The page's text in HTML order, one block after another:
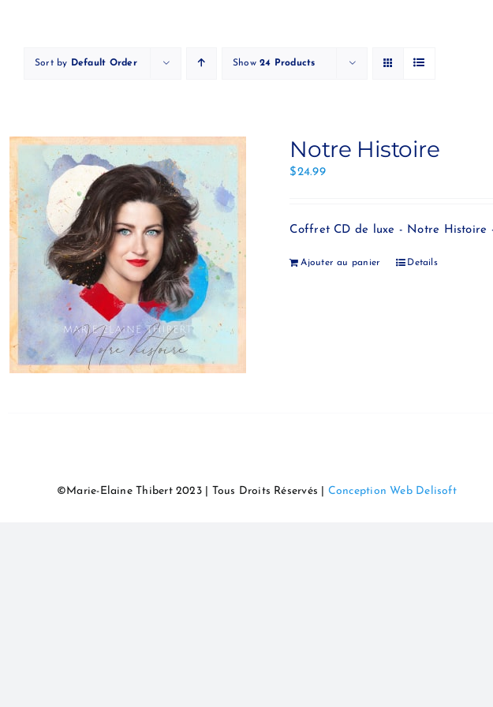
Sort by Default Order Show24 Products
Notre Histoire
$24.99
Coffret CD de luxe - Notre Histoire
Ajouter au panier Details
©Marie-Elaine Thibert 2023 | Tous Droits Réservés | Conception Web Delisoft